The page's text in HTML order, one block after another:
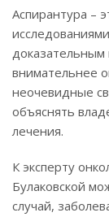
Аспирантура –
доказательным
внимательнее
неочевидные
объяснять
лечения.
К эксперту
Булаковской
случай,